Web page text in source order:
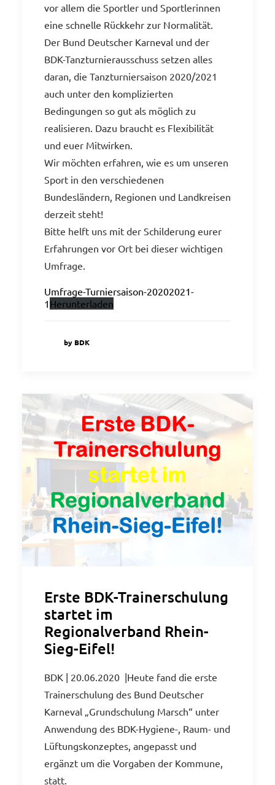
vor allem die Sportler und Sportlerinnen
eine schnelle Rückkehr zur Normalität.
Der Bund Deutscher Karneval und der
BDK-Tanzturnierausschuss setzen alles
daran, die Tanzturniersaison 2020/2021
auch unter den komplizierten
Bedingungen so gut als möglich zu
realisieren. Dazu braucht es Flexibilität
und euer Mitwirken.
Wir möchten erfahren, wie es um unseren
Sport in den verschiedenen
Bundesländern, Regionen und Landkreisen
derzeit steht!
Bitte helft uns mit der Schilderung eurer
Erfahrungen vor Ort bei dieser wichtigen
Umfrage.
Umfrage-Turniersaison-20202021-
1 Herunterladen
by BDK
Erste BDK-Trainerschulung
startet im
Regionalverband Rhein-
Sieg-Eifel!
BDK | 20.06.2020 |Heute fand die erste
Trainerschulung des Bund Deutscher
Karneval „Grundschulung Marsch“ unter
Anwendung des BDK-Hygiene-, Raum- und
Lüftungskonzeptes, angepasst und
ergänzt um die Vorgaben der Kommune,
statt.